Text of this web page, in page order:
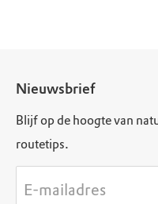
Nieuwsbrief
Blijf op de hoogte van
routetips.
E-mailadres